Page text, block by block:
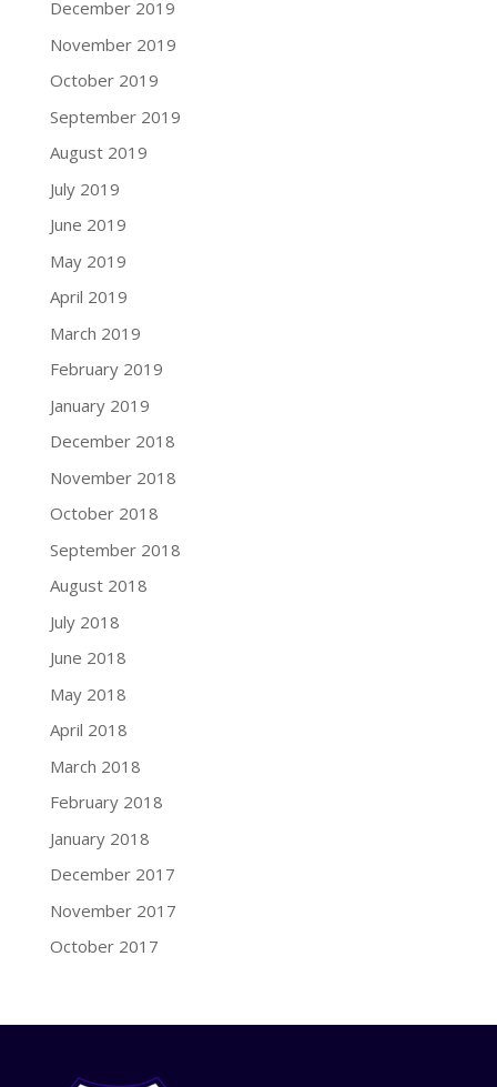
December 2019
November 2019
October 2019
September 2019
August 2019
July 2019
June 2019
May 2019
April 2019
March 2019
February 2019
January 2019
December 2018
November 2018
October 2018
September 2018
August 2018
July 2018
June 2018
May 2018
April 2018
March 2018
February 2018
January 2018
December 2017
November 2017
October 2017